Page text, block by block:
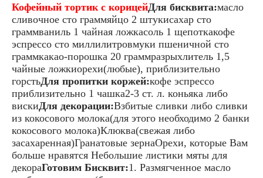
Кофейный тортик с корицейДля бисквита:масло
сливочное сто граммяйцо 2 штукисахар сто
граммваниль 1 чайная ложкасоль 1 щепоткакофе
эспрессо сто миллилитровмуки пшеничной сто
граммкакао-порошка 20 граммразрыхлитель 1,5
чайные ложкиорехи(любые), приблизительно
горстьДля пропитки коржей:кофе эспрессо
приблизительно 1 чашка2-3 ст. л. коньяка либо
вискиДля декорации:Взбитые сливки либо сливки
из кокосового молока(для этого необходимо 2 банки
кокосового молока)Клюква(свежая либо
засахаренная)Гранатовые зернаОрехи, которые Вам
больше нравятся Небольшие листики мяты для
декораГотовим Бисквит:1. Размягченное масло